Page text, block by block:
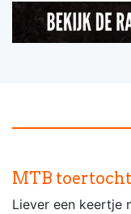
MTB
Liever een keertje